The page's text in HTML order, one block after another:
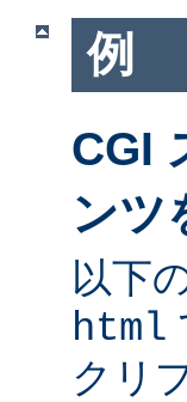
例
CGI
ンツ
以下
html
クリ